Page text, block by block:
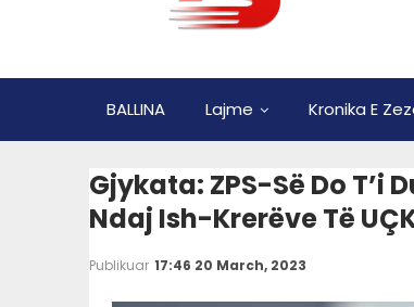
BALLINA Lajme Kronika E
Gjykata: ZPS-Së Do T’i
Ndaj Ish-Krerëve Të
Publikuar 17:46 20 March, 2023